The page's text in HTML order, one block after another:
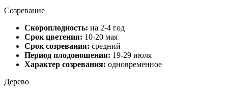
Созревание
Скороплодность: на 2-4 год
Срок цветения: 10-20 мая
Срок созревания: средний
Период плодоношения: 19-29 июля
Характер созревания: одновременное
Дерево